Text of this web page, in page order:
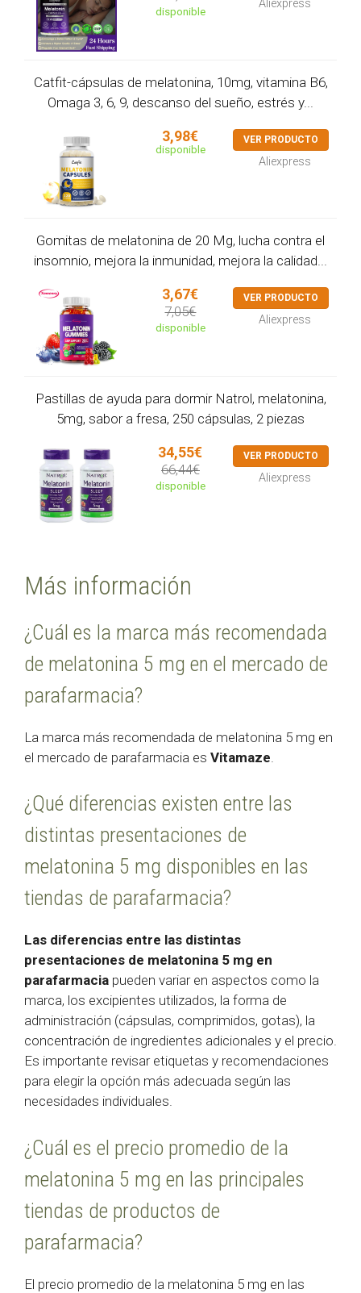
disponible
Aliexpress
Catfit-cápsulas de melatonina, 10mg, vitamina B6,
Omaga 3, 6, 9, descanso del sueño, estrés y...
3,98€
disponible
VER PRODUCTO
Aliexpress
Gomitas de melatonina de 20 Mg, lucha contra el
insomnio, mejora la inmunidad, mejora la calidad...
3,67€
7,05€
disponible
VER PRODUCTO
Aliexpress
Pastillas de ayuda para dormir Natrol, melatonina,
5mg, sabor a fresa, 250 cápsulas, 2 piezas
34,55€
66,44€
disponible
VER PRODUCTO
Aliexpress
Más información
¿Cuál es la marca más recomendada
de melatonina 5 mg en el mercado de
parafarmacia?
La marca más recomendada de melatonina 5 mg en
el mercado de parafarmacia es Vitamaze
¿Qué diferencias existen entre las
distintas presentaciones de
melatonina 5 mg disponibles en las
tiendas de parafarmacia?
Las diferencias entre las distintas
presentaciones de melatonina 5 mg en
parafarmacia pueden variar en aspectos como la
marca, los excipientes utilizados, la forma de
administración (cápsulas, comprimidos, gotas), la
concentración de ingredientes adicionales y el precio.
Es importante revisar etiquetas y recomendaciones
para elegir la opción más adecuada según las
necesidades individuales.
¿Cuál es el precio promedio de la
melatonina 5 mg en las principales
tiendas de productos de
parafarmacia?
El precio promedio de la melatonina 5 mg en las